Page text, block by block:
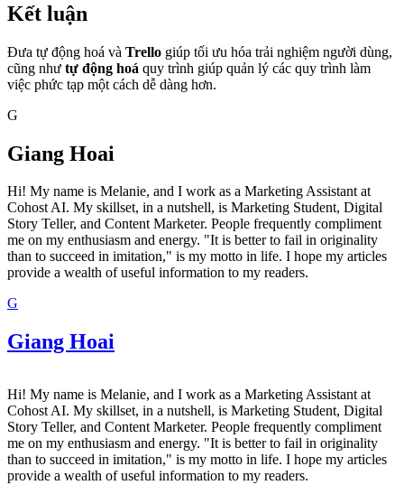
Kết luận
Đưa tự động hoá và Trello giúp tối ưu hóa trải nghiệm người dùng,
cũng như tự động hoá quy trình giúp quản lý các quy trình làm
việc phức tạp một cách dễ dàng hơn.
G
Giang Hoai
Hi! My name is Melanie, and I work as a Marketing Assistant at
Cohost AI. My skillset, in a nutshell, is Marketing Student, Digital
Story Teller, and Content Marketer. People frequently compliment
me on my enthusiasm and energy. "It is better to fail in originality
than to succeed in imitation," is my motto in life. I hope my articles
provide a wealth of useful information to my readers.
G
Giang Hoai
Hi! My name is Melanie, and I work as a Marketing Assistant at
Cohost AI. My skillset, in a nutshell, is Marketing Student, Digital
Story Teller, and Content Marketer. People frequently compliment
me on my enthusiasm and energy. "It is better to fail in originality
than to succeed in imitation," is my motto in life. I hope my articles
provide a wealth of useful information to my readers.